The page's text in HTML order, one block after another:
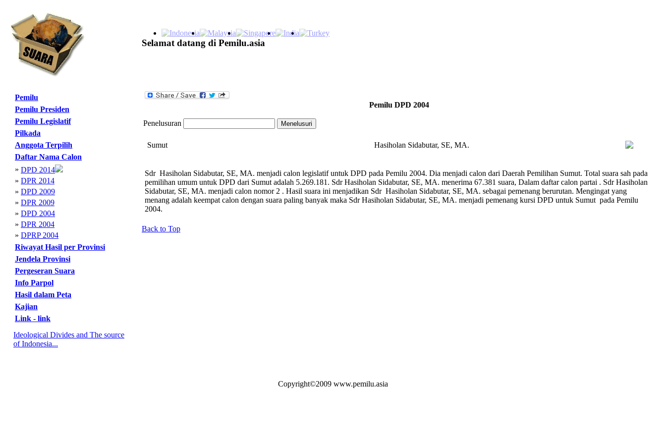
Selamat datang di Pemilu.asia
Pemilu
Pemilu Presiden
Pemilu Legislatif
Pilkada
Anggota Terpilih
Daftar Nama Calon
» DPD 2014
» DPR 2014
» DPD 2009
» DPR 2009
» DPD 2004
» DPR 2004
» DPRP 2004
Riwayat Hasil per Provinsi
Jendela Provinsi
Pergeseran Suara
Info Parpol
Hasil dalam Peta
Kajian
Link - link
Ideological Divides and The source
of Indonesia...
Pemilu DPD 2004
Penelusuran
Sumut Hasiholan Sidabutar, SE, MA.
Sdr Hasiholan Sidabutar, SE, MA. menjadi calon legislatif untuk DPD pada Pemilu 2004. Dia menjadi calon dari Daerah Pemilihan Sumut. Total suara sah pada
pemilihan umum untuk DPD dari Sumut adalah 5.269.181. Sdr Hasiholan Sidabutar, SE, MA. menerima 67.381 suara, Dalam daftar calon partai . Sdr Hasiholan
Sidabutar, SE, MA. menjadi calon nomor 2 . Hasil suara ini menjadikan Sdr Hasiholan Sidabutar, SE, MA. sebagai pemenang berurutan. Mengingat yang
menang adalah keempat calon dengan suara paling banyak maka Sdr Hasiholan Sidabutar, SE, MA. menjadi pemenang kursi DPD untuk Sumut pada Pemilu
2004.
Back to Top
Copyright©2009 www.pemilu.asia